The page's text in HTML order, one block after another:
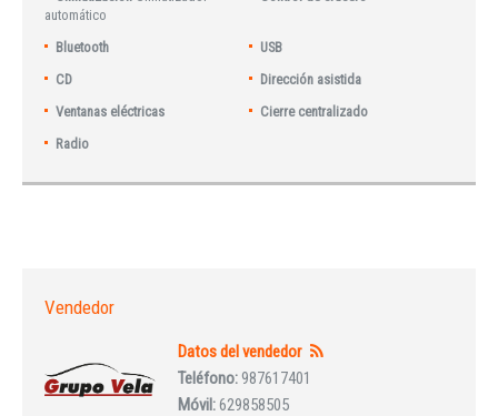
automático
Bluetooth
USB
CD
Dirección asistida
Ventanas eléctricas
Cierre centralizado
Radio
Vendedor
Datos del vendedor
Teléfono:987617401
Móvil:629858505